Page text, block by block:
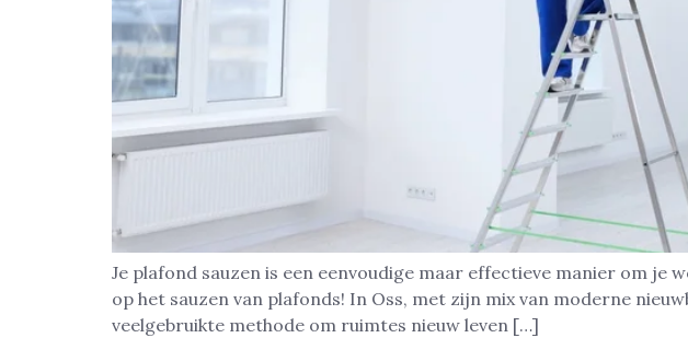
Je plafond sauzen is een eenvoudige maar effectieve manier om je
op het sauzen van plafonds! In Oss, met zijn mix van moderne
veelgebruikte methode om ruimtes nieuw leven […]